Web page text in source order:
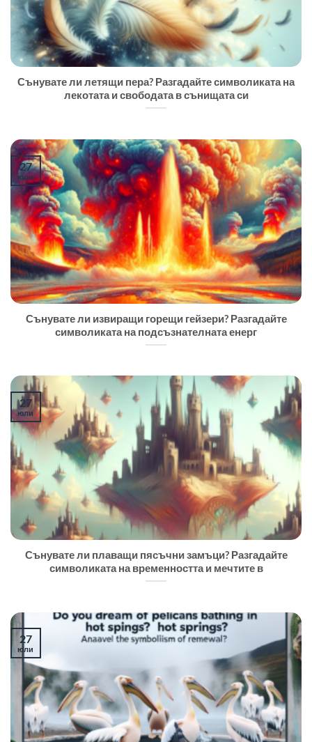
Сънувате ли летящи пера? Разгадайте символиката на
лекотата и свободата в сънищата си
Сънувате ли извиращи горещи гейзери? Разгадайте
символиката на подсъзнателната енерг
27
юли
Сънувате ли плаващи пясъчни замъци? Разгадайте
символиката на временността и мечтите в
27
юли
27
юли